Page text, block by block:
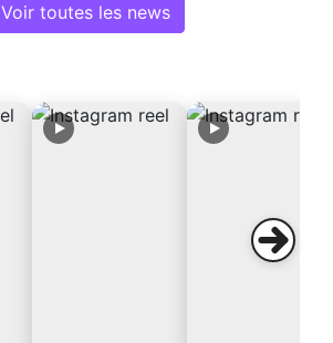
Voir toutes les news